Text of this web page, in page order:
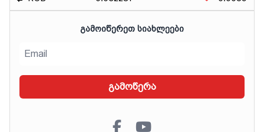
ᲒᲐᲛᲝᲘᲬᲔᲠᲔᲗ ᲡᲘᲐᲮᲚᲔᲔᲑᲘ
გამოწერა